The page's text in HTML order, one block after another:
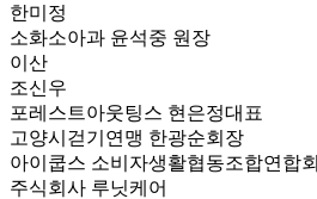
한미정
소화소아과 윤석중 원장
이산
조신우
포레스트아웃팅스 현은정대표
고양시걷기연맹 한광순회장
아이쿱스 소비자생활협동조합연합회
주식회사 루닛케어